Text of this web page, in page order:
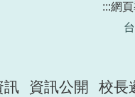
:::網
訊 資訊公開 校長